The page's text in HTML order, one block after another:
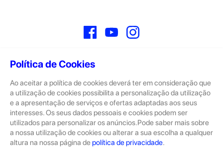
Política de Cookies
Ao aceitar a política de cookies deverá ter em consideração que
a utilização de cookies possibilita a personalização da utilização
e a apresentação de serviços e ofertas adaptadas aos seus
interesses. Os seus dados pessoais e cookies podem ser
utilizados para personalizar os anúncios.Pode saber mais sobre
a nossa utilização de cookies ou alterar a sua escolha a qualquer
altura na nossa página de política de privacidade.
FacebookYouTube
Sobre
A GeekStore é a tua loja de produtos seminovos e novos Apple.
Tratam-se de dispositivos com pouco uso, exposição de loja ou
Novos.
Os seminovos são sempre sujeitos a uma inspeção rigorosa
pelas equipas técnicas que connosco trabalham.